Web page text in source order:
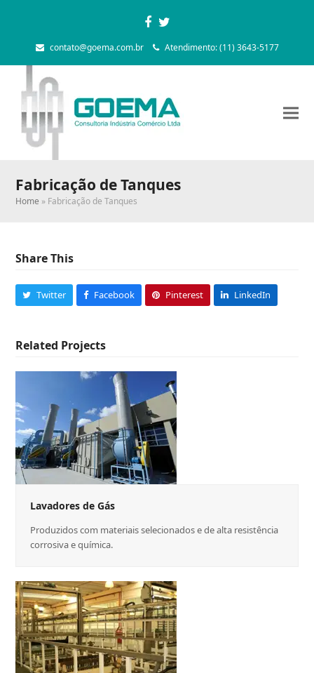
Facebook
Twitter
contato@goema.com.br Atendimento: (11) 3643-5177
Fabricação de Tanques
Home » Fabricação de Tanques
Share This
Twitter Facebook Pinterest LinkedIn
Related Projects
Lavadores de Gás
Produzidos com materiais selecionados e de alta resistência
corrosiva e química.